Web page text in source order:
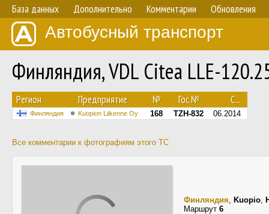
База данных Дополнительно Комментарии Обновления
Автобусный транспорт
Финляндия, VDL Citea LLE-
Регион Предприятие № Гос.№ С...
Финляндия Kuopion Liikenne Oy 168 TZH-832 06.2014
Все комментарии к фотографиям этого ТС
Финляндия, Kuopio,
Маршрут 6